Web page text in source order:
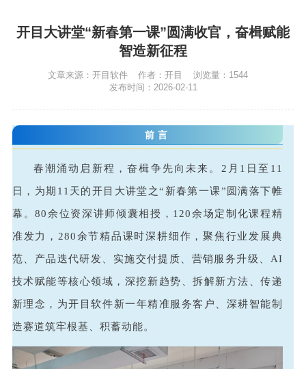
开目大讲堂“新春第一课”圆满收官，奋楫赋能
智造新征程
文章来源： 开目软件 作者：开目 浏览量： 1544
发布时间： 2026-02-11
前言
春潮涌动启新程，奋楫争先向未来。2月1日至11
日，为期11天的开目大讲堂之“新春第一课”圆满落下帷
幕。80余位资深讲师倾囊相授，120余场定制化课程精
准发力，280余节精品课时深耕细作，聚焦行业发展典
范、产品迭代研发、实施交付提质、营销服务升级、AI
技术赋能等核心领域，深挖新趋势、拆解新方法、传递
新理念，为开目软件新一年精准服务客户、深耕智能制
造赛道筑牢根基、积蓄动能。